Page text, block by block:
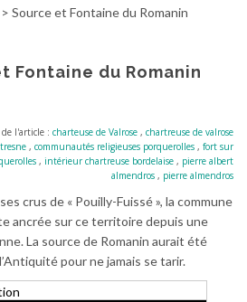
> Source et Fontaine du Romanin
Fontaine du Romanin
l'article : charteuse de Valrose , chartreuse de valrose
, communautés religieuses porquerolles , fort sur
, intérieur chartreuse bordelaise , pierre albert
almendros , pierre almendros
crus de « Pouilly-Fuissé », la commune
ancrée sur ce territoire depuis une
La source de Romanin aurait été
pour ne jamais se tarir.